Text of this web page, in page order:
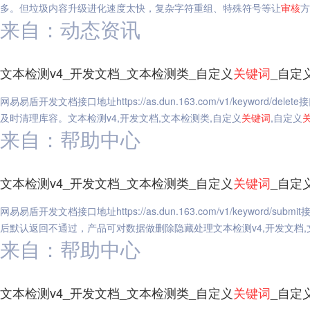
多。但垃圾内容升级进化速度太快，复杂字符重组、特殊符号等让审核
来自：动态资讯
文本检测v4_开发文档_文本检测类_自定义关键词 _自定
网易易盾开发文档接口地址https://as.dun.163.com/v1/keyword/delete
及时清理库容。文本检测v4,开发文档,文本检测类,自定义关键词,自定义
来自：帮助中心
文本检测v4_开发文档_文本检测类_自定义关键词 _自定
网易易盾开发文档接口地址https://as.dun.163.com/v1/keyword/submit
后默认返回不通过，产品可对数据做删除隐藏处理文本检测v4,开发文档
来自：帮助中心
文本检测v4_开发文档_文本检测类_自定义关键词 _自定